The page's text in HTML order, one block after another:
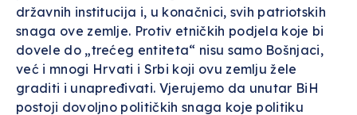
državnih institucija i, u konačnici, svih patriotskih
snaga ove zemlje. Protiv etničkih podjela koje bi
dovele do „trećeg entiteta“ nisu samo Bošnjaci,
već i mnogi Hrvati i Srbi koji ovu zemlju žele
graditi i unapređivati. Vjerujemo da unutar BiH
postoji dovoljno političkih snaga koje politiku